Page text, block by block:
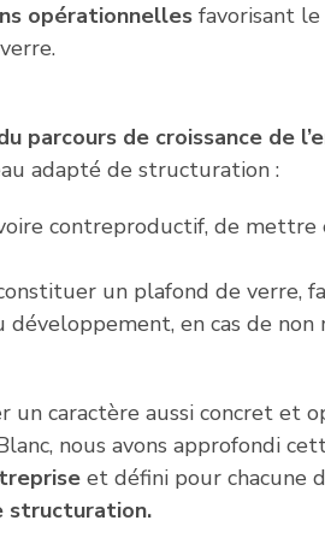
opérationnelles favorisant
parcours de croissance de
adapté de structuration :
contreproductif, de mettre
un plafond de verre,
en cas de non
un caractère aussi concret et
nous avons approfondi
et défini pour chacune
structuration.